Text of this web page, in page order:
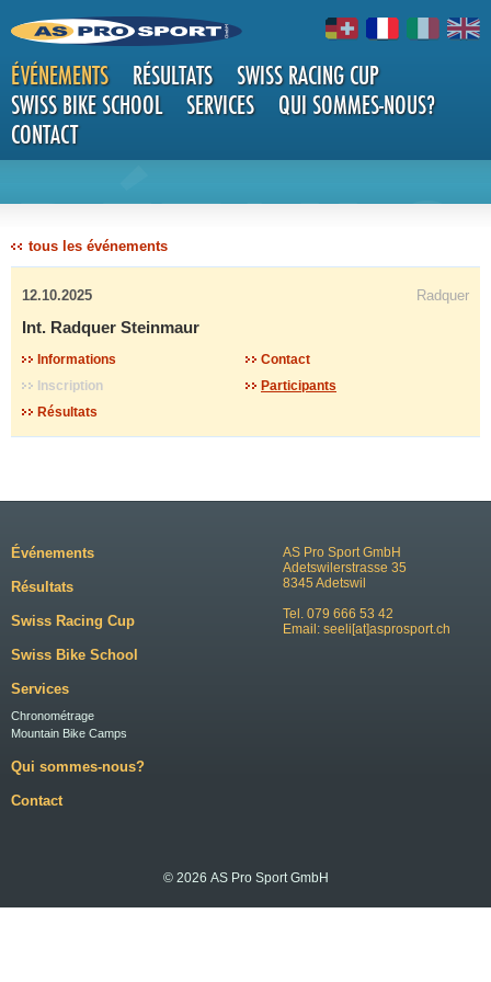
ÉVÉNEMENTS RÉSULTATS
SWISS RACING CUP
SWISS BIKE SCHOOL
SERVICES
QUI SOMMES-NOUS?
CONTACT
DÉTAILS
tous les événements
12.10.2025 Radquer
Int. Radquer Steinmaur
Informations
Contact
Inscription
Participants
Résultats
AS Pro Sport GmbH
Adetswilerstrasse 35
8345 Adetswil
Tel. 079 666 53 42
Email: seeli[at]asprosport.ch
Événements
Résultats
Swiss Racing Cup
Swiss Bike School
Services
Chronométrage
Mountain Bike Camps
Qui sommes-nous?
Contact
© 2026 AS Pro Sport GmbH